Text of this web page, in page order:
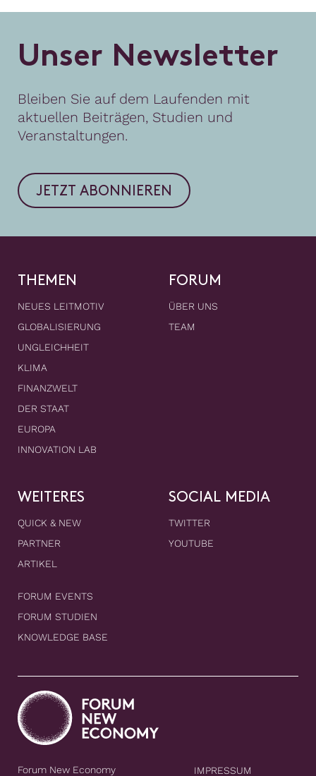
Unser Newsletter
Bleiben Sie auf dem Laufenden mit
aktuellen Beiträgen, Studien und
Veranstaltungen.
JETZT ABONNIEREN
THEMEN
NEUES LEITMOTIV
GLOBALISIERUNG
UNGLEICHHEIT
KLIMA
FINANZWELT
DER STAAT
EUROPA
INNOVATION LAB
FORUM
ÜBER UNS
TEAM
WEITERES
QUICK & NEW
PARTNER
ARTIKEL
FORUM EVENTS
FORUM STUDIEN
KNOWLEDGE BASE
SOCIAL MEDIA
TWITTER
YOUTUBE
Forum New Economy IMPRESSUM